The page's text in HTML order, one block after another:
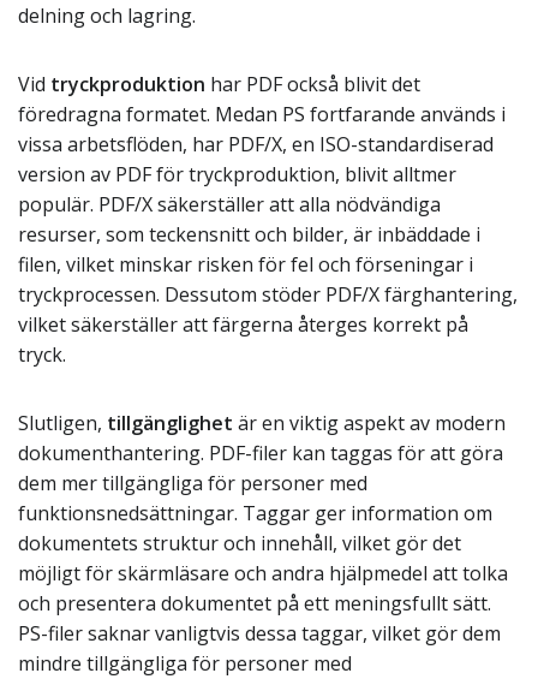
delning och lagring.
Vid tryckproduktion har PDF också blivit det
föredragna formatet. Medan PS fortfarande används i
vissa arbetsflöden, har PDF/X, en ISO-standardiserad
version av PDF för tryckproduktion, blivit alltmer
populär. PDF/X säkerställer att alla nödvändiga
resurser, som teckensnitt och bilder, är inbäddade i
filen, vilket minskar risken för fel och förseningar i
tryckprocessen. Dessutom stöder PDF/X färghantering,
vilket säkerställer att färgerna återges korrekt på
tryck.
Slutligen, tillgänglighet är en viktig aspekt av modern
dokumenthantering. PDF-filer kan taggas för att göra
dem mer tillgängliga för personer med
funktionsnedsättningar. Taggar ger information om
dokumentets struktur och innehåll, vilket gör det
möjligt för skärmläsare och andra hjälpmedel att tolka
och presentera dokumentet på ett meningsfullt sätt.
PS-filer saknar vanligtvis dessa taggar, vilket gör dem
mindre tillgängliga för personer med